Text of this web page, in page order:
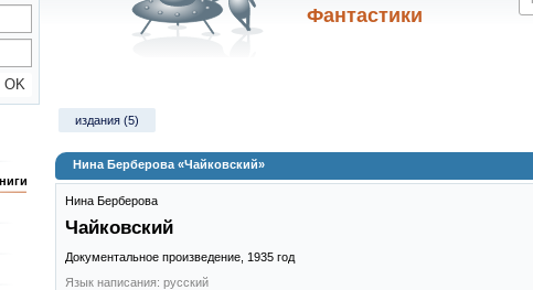
Фантастики
издания (5)
Нина Берберова «Чайковский»
Нина Берберова
Чайковский
Документальное произведение, 1935 год
Язык написания: русский